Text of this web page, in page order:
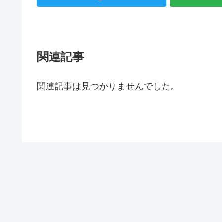
関連記事
関連記事は見つかりませんでした。